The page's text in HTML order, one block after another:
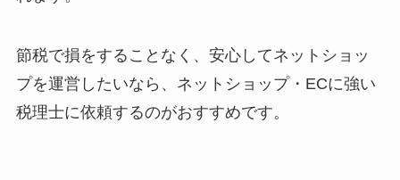
節税で損をすることなく、安心してネットショッ
プを運営したいなら、ネットショップ・ECに強い
税理士に依頼するのがおすすめです。